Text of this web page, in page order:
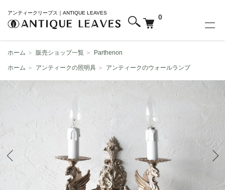
アンティークリーブス｜ANTIQUE LEAVES
0
ホーム ＞ 販売ショップ一覧 ＞ Parthenon
ホーム ＞ アンティークの照明具 ＞ アンティークのウォールランプ